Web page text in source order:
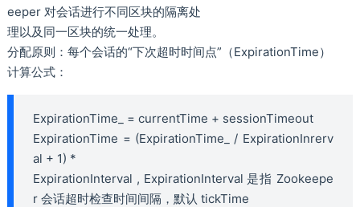
eeper 对会话进行不同区块的隔离处
理以及同一区块的统一处理。
分配原则：每个会话的“下次超时时间点”（ExpirationTime）
计算公式：
ExpirationTime_ = currentTime + sessionTimeout
ExpirationTime = (ExpirationTime_ / ExpirationInrerv
al + 1) *
ExpirationInterval , ExpirationInterval 是指 Zookeepe
r 会话超时检查时间间隔，默认 tickTime